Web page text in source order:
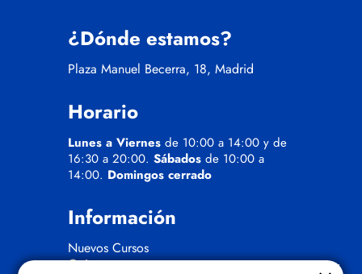
¿Dónde estamos?
Plaza Manuel Becerra, 18, Madrid
Horario
Lunes a Viernes de 10:00 a 14:00 y de
16:30 a 20:00. Sábados de 10:00 a
14:00. Domingos cerrado
Información
Nuevos Cursos
Quienes somos